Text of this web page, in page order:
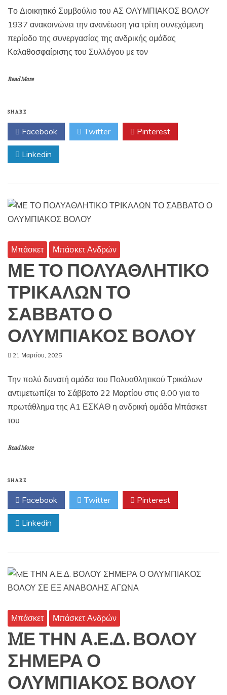
Tο Διοικητικό Συμβούλιο του ΑΣ ΟΛΥΜΠΙΑΚΟΣ ΒΟΛΟΥ
1937 ανακοινώνει την ανανέωση για τρίτη συνεχόμενη
περίοδο της συνεργασίας της ανδρικής ομάδας
Καλαθοσφαίρισης του Συλλόγου με τον
Read More
SHARE
Facebook Twitter Pinterest
Linkedin
Μπάσκετ Μπάσκετ Ανδρών
ΜΕ ΤΟ ΠΟΛΥΑΘΛΗΤΙΚΟ
ΤΡΙΚΑΛΩΝ ΤΟ
ΣΑΒΒΑΤΟ Ο
ΟΛΥΜΠΙΑΚΟΣ ΒΟΛΟΥ
21 Μαρτίου, 2025
Την πολύ δυνατή ομάδα του Πολυαθλητικού Τρικάλων
αντιμετωπίζει το Σάββατο 22 Μαρτίου στις 8.00 για το
πρωτάθλημα της Α1 ΕΣΚΑΘ η ανδρική ομάδα Μπάσκετ
του
Read More
SHARE
Facebook Twitter Pinterest
Linkedin
Μπάσκετ Μπάσκετ Ανδρών
MΕ ΤΗΝ Α.Ε.Δ. ΒΟΛΟΥ
ΣΗΜΕΡΑ Ο
ΟΛΥΜΠΙΑΚΟΣ ΒΟΛΟΥ